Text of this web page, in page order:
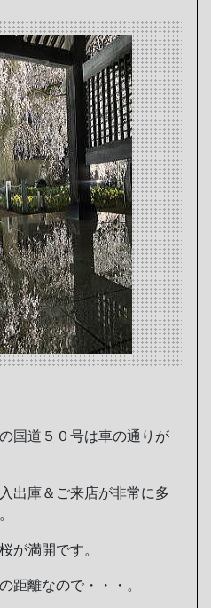
国道５０号は車の通りが
出庫＆ご来店が非常に多
満開です。
距離なので・・・。